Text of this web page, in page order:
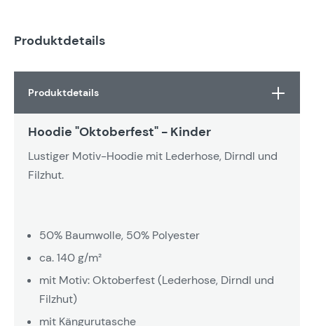
Produktdetails
Produktdetails
Hoodie "Oktoberfest" - Kinder
Lustiger Motiv-Hoodie mit Lederhose, Dirndl und
Filzhut.
50% Baumwolle, 50% Polyester
ca. 140 g/m²
mit Motiv: Oktoberfest (Lederhose, Dirndl und
Filzhut)
mit Kängurutasche